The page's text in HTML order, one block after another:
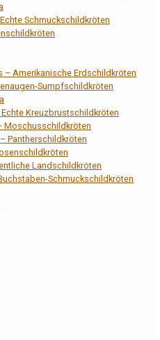
Schmuckschildkröten
– Amerikanische Erdschildkröten
Sumpfschildkröten
Kreuzbrustschildkröten
Moschusschildkröten
Pantherschildkröten
Landschildkröten
Schmuckschildkröten